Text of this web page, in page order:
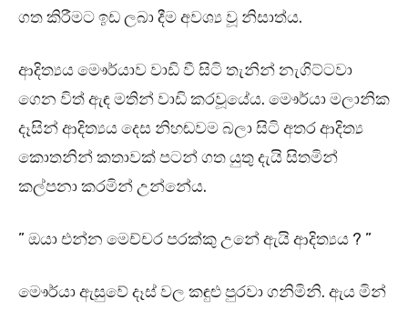
ගත කිරීමට ඉඩ ලබා දීම අවශ්‍ය වූ නිසාත්ය.
ආදිත්‍යය මෞර්යාව වාඩි වී සිටි තැනින් නැගිට්ටවා
ගෙන විත් ඇඳ මතින් වාඩි කරවූයේය. මෞර්යා මලානික
දෑසින් ආදිත්‍යය දෙස නිහඬවම බලා සිටි අතර ආදිත්‍ය
කොතනින් කතාවක් පටන් ගත යුතු දැයි සිතමින්
කල්පනා කරමින් උන්නේය.
” ඔයා එන්න මෙච්චර පරක්කු උනේ ඇයි ආදිත්‍යය ? ”
මෞර්යා ඇසුවේ දෑස් වල කඳුළු පුරවා ගනිමිනි. ඇය මින්